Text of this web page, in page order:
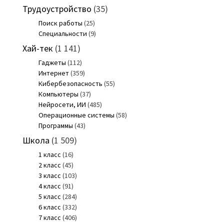
Трудоустройство (35)
Поиск работы (25)
Специальности (9)
Хай-тек (1 141)
Гаджеты (112)
Интернет(359)
Кибербезопасность (55)
Компьютеры (37)
Нейросети, ИИ (485)
Операционные системы (58)
Программы (43)
Школа (1 509)
1 класс (16)
2 класс (45)
3 класс (103)
4 класс (91)
5 класс (284)
6 класс (332)
7 класс (406)